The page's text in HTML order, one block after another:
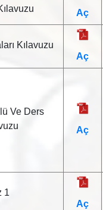
Aç
Kılavuzu
Aç
Ve Ders
Aç
1
Aç